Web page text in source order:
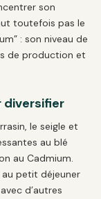
son
toutefois pas le
: son niveau de
de production et
diversifier
le seigle et
au blé
au Cadmium.
petit déjeuner
d’autres